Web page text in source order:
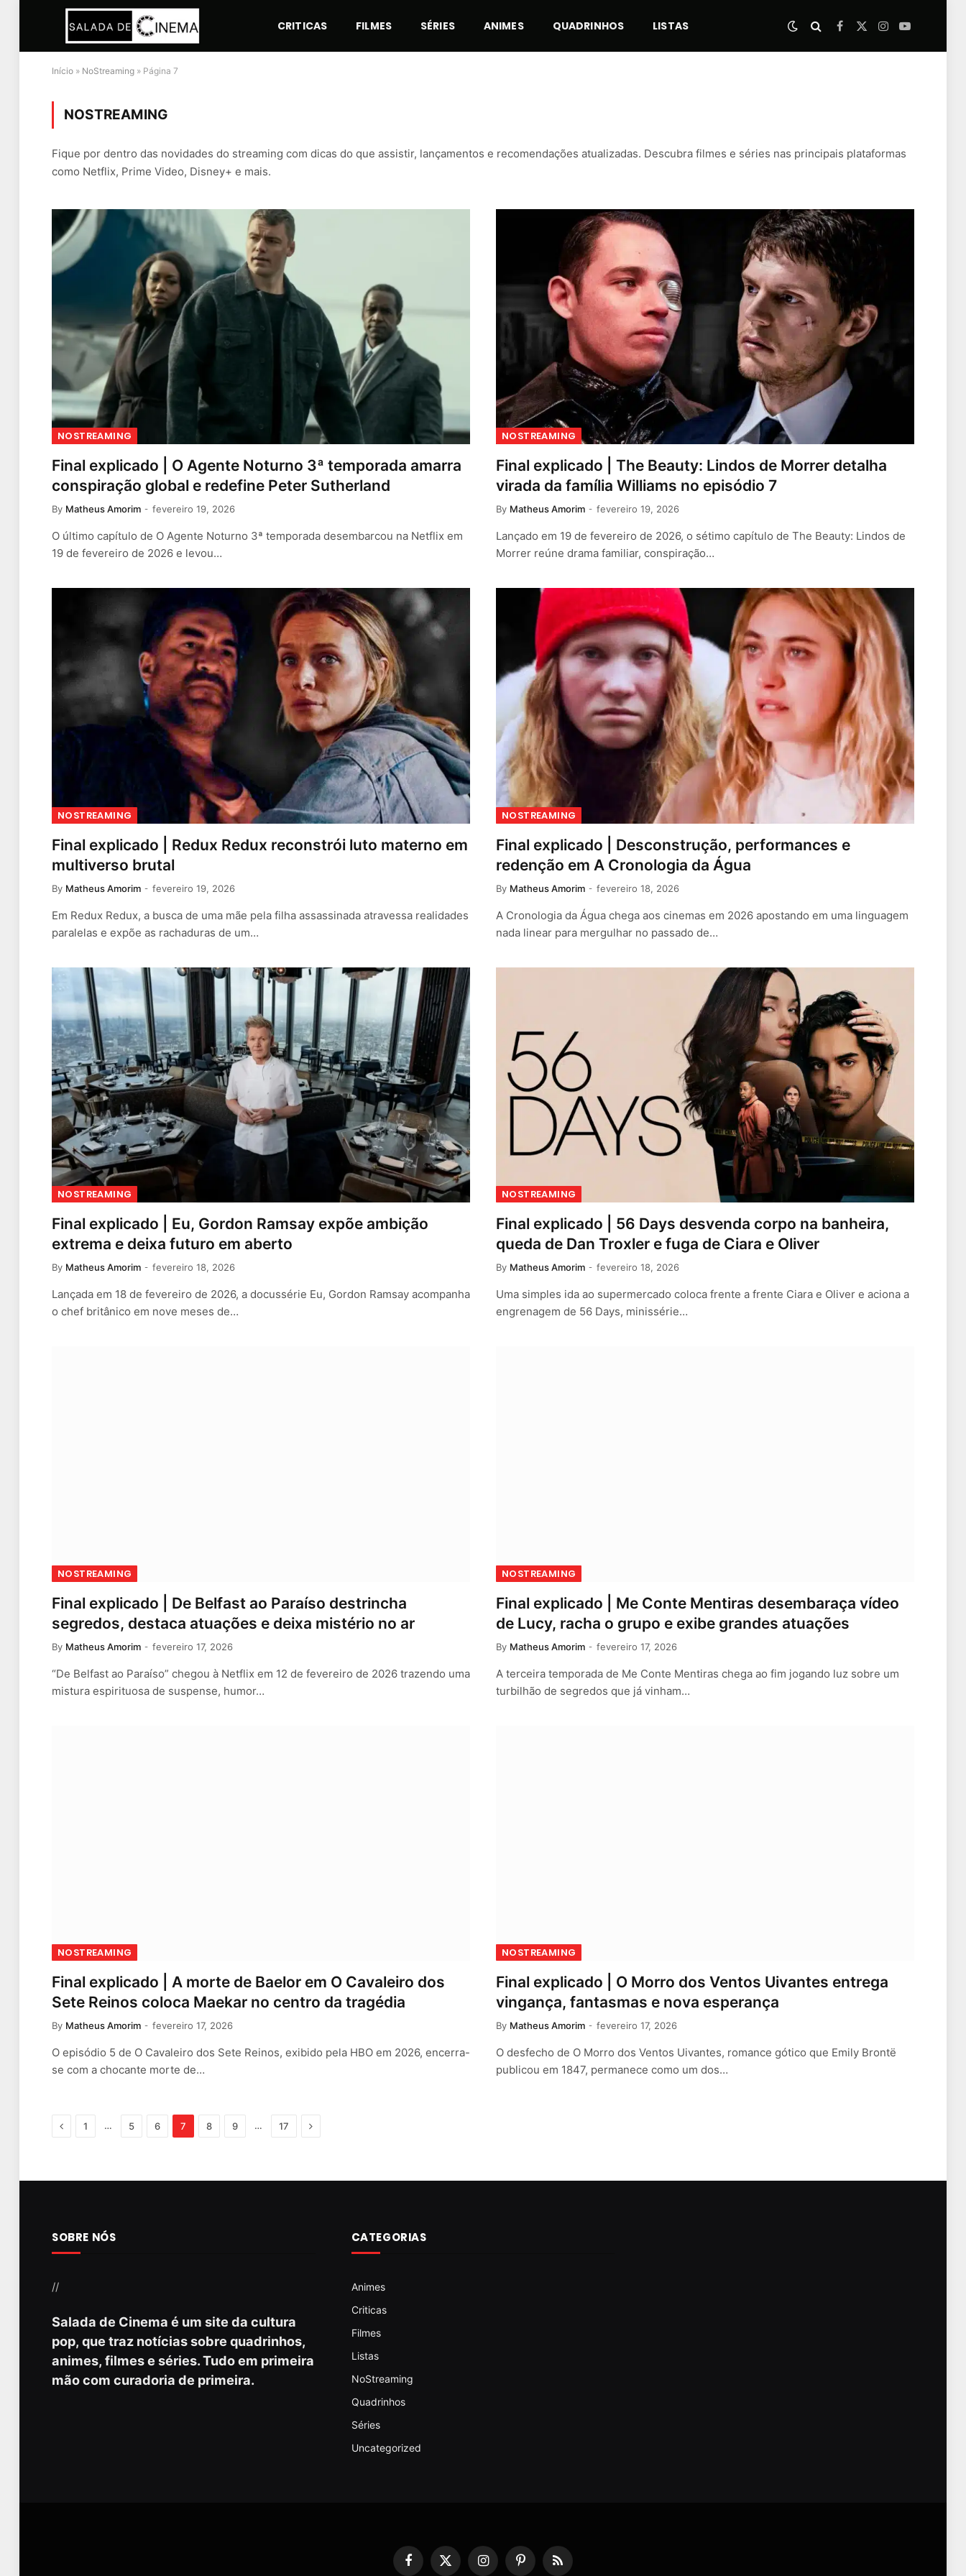
CRITICAS FILMES SÉRIES ANIMES QUADRINHOS LISTAS Facebook
X
Instagram
YouTube
Início » NoStreaming » Página 7
NOSTREAMING
Fique por dentro das novidades do streaming com dicas do que assistir, lançamentos e recomendações atualizadas. Descubra filmes e séries nas principais plataformas
como Netflix, Prime Video, Disney+ e mais.
NOSTREAMING
Final explicado | O Agente Noturno 3ª temporada amarra
conspiração global e redefine Peter Sutherland
By Matheus Amorim fevereiro 19, 2026
O último capítulo de O Agente Noturno 3ª temporada desembarcou na Netflix em
19 de fevereiro de 2026 e levou…
NOSTREAMING
Final explicado | The Beauty: Lindos de Morrer detalha
virada da família Williams no episódio 7
By Matheus Amorim fevereiro 19, 2026
Lançado em 19 de fevereiro de 2026, o sétimo capítulo de The Beauty: Lindos de
Morrer reúne drama familiar, conspiração…
NOSTREAMING
Final explicado | Redux Redux reconstrói luto materno em
multiverso brutal
By Matheus Amorim fevereiro 19, 2026
Em Redux Redux, a busca de uma mãe pela filha assassinada atravessa realidades
paralelas e expõe as rachaduras de um…
NOSTREAMING
Final explicado | Desconstrução, performances e
redenção em A Cronologia da Água
By Matheus Amorim fevereiro 18, 2026
A Cronologia da Água chega aos cinemas em 2026 apostando em uma linguagem
nada linear para mergulhar no passado de…
NOSTREAMING
Final explicado | Eu, Gordon Ramsay expõe ambição
extrema e deixa futuro em aberto
By Matheus Amorim fevereiro 18, 2026
Lançada em 18 de fevereiro de 2026, a docussérie Eu, Gordon Ramsay acompanha
o chef britânico em nove meses de…
NOSTREAMING
Final explicado | 56 Days desvenda corpo na banheira,
queda de Dan Troxler e fuga de Ciara e Oliver
By Matheus Amorim fevereiro 18, 2026
Uma simples ida ao supermercado coloca frente a frente Ciara e Oliver e aciona a
engrenagem de 56 Days, minissérie…
NOSTREAMING
Final explicado | De Belfast ao Paraíso destrincha
segredos, destaca atuações e deixa mistério no ar
By Matheus Amorim fevereiro 17, 2026
“De Belfast ao Paraíso” chegou à Netflix em 12 de fevereiro de 2026 trazendo uma
mistura espirituosa de suspense, humor…
NOSTREAMING
Final explicado | Me Conte Mentiras desembaraça vídeo
de Lucy, racha o grupo e exibe grandes atuações
By Matheus Amorim fevereiro 17, 2026
A terceira temporada de Me Conte Mentiras chega ao fim jogando luz sobre um
turbilhão de segredos que já vinham…
NOSTREAMING
Final explicado | A morte de Baelor em O Cavaleiro dos
Sete Reinos coloca Maekar no centro da tragédia
By Matheus Amorim fevereiro 17, 2026
O episódio 5 de O Cavaleiro dos Sete Reinos, exibido pela HBO em 2026, encerra-
se com a chocante morte de…
NOSTREAMING
Final explicado | O Morro dos Ventos Uivantes entrega
vingança, fantasmas e nova esperança
By Matheus Amorim fevereiro 17, 2026
O desfecho de O Morro dos Ventos Uivantes, romance gótico que Emily Brontë
publicou em 1847, permanece como um dos…
Previous
1 … 5 6 7 8 9 … 17 Next
SOBRE NÓS
//
Salada de Cinema é um site da cultura
pop, que traz notícias sobre quadrinhos,
animes, filmes e séries. Tudo em primeira
mão com curadoria de primeira.
CATEGORIAS
Animes
Criticas
Filmes
Listas
NoStreaming
Quadrinhos
Séries
Uncategorized
Facebook
X
InstagramPinterestRSS